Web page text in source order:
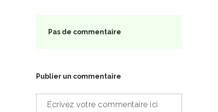
Pas de commentaire
Publier un commentaire